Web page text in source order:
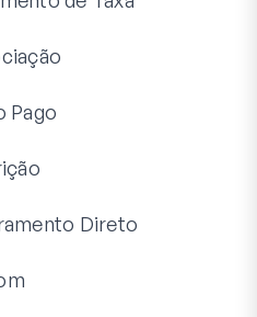
Pago
Direto